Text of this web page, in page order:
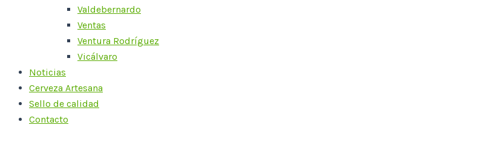
Valdebernardo
Ventas
Ventura Rodríguez
Vicálvaro
Noticias
Cerveza Artesana
Sello de calidad
Contacto